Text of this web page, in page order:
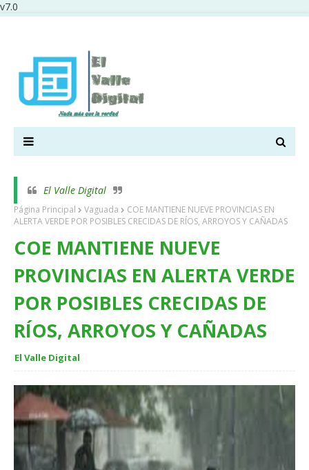
v7.0
El Valle Digital
Página Principal Vaguada
COE MANTIENE NUEVE PROVINCIAS EN
ALERTA VERDE POR POSIBLES CRECIDAS DE RÍOS, ARROYOS Y CAÑADAS
COE MANTIENE NUEVE
PROVINCIAS EN ALERTA VERDE
POR POSIBLES CRECIDAS DE
RÍOS, ARROYOS Y CAÑADAS
El Valle Digital